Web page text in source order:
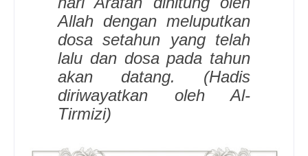
Allah dengan meluputkan
dosa setahun yang telah
lalu dan dosa pada tahun
akan datang. (Hadis
diriwayatkan oleh Al-
Tirmizi)